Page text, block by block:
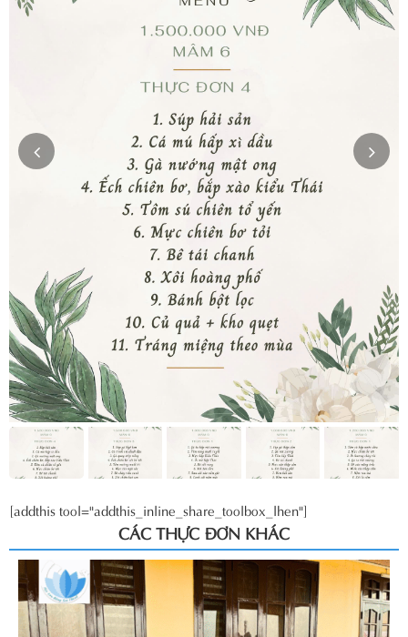
[addthis tool="addthis_inline_share_toolbox_lhen"]
CÁC THỰC ĐƠN KHÁC